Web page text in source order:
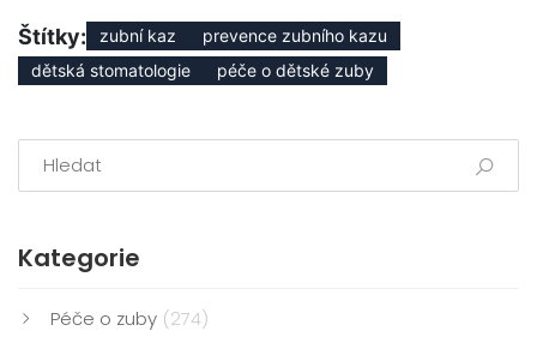
Štítky: zubní kaz
prevence zubního kazu
dětská stomatologie
péče o dětské zuby
Kategorie
Péče o zuby (274)